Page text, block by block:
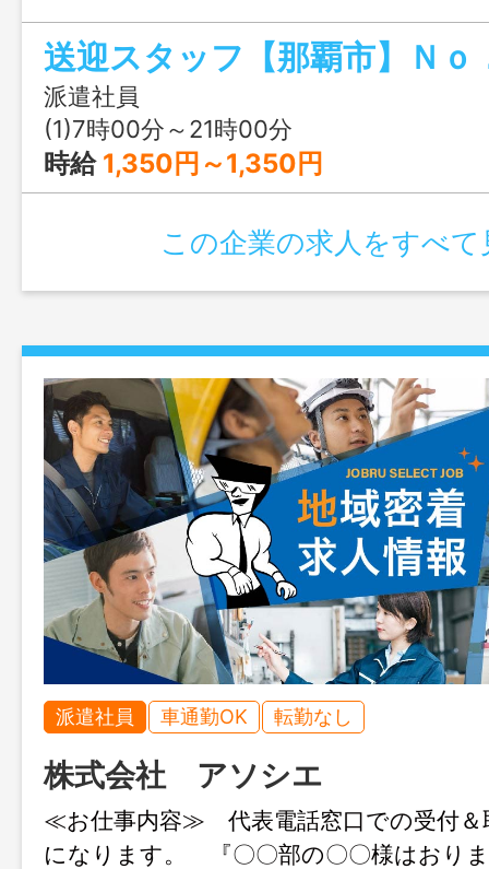
清掃・点検業務あり☆ 変更範囲：な
派遣社員
(1)7時00分～21時00分
時給 1,350円～1,350円
この企業の求人をすべて
派遣社員 車通勤OK 転勤なし
株式会社 アソシエ
≪お仕事内容≫ 代表電話窓口での受付＆
になります。 『〇〇部の〇〇様はおり